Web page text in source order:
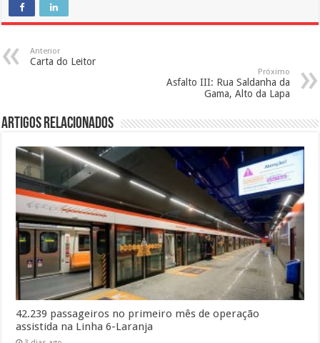
Anterior
Carta do Leitor
Próximo
Asfalto III: Rua Saldanha da
Gama, Alto da Lapa
Artigos Relacionados
42.239 passageiros no primeiro mês de operação
assistida na Linha 6-Laranja